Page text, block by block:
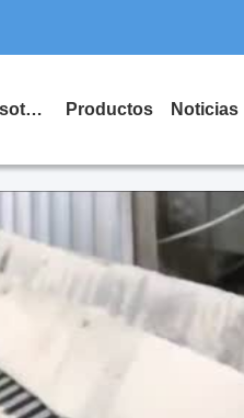
Acerca De Nosotros Productos Noticias